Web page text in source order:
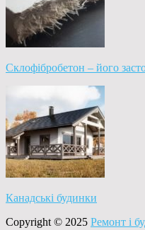
Склофібробетон – його
Канадські будинки
Copyright © 2025 Ремонт і